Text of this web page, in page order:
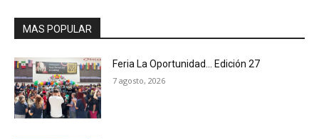
MAS POPULAR
Feria La Oportunidad… Edición 27
7 agosto, 2026